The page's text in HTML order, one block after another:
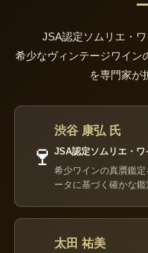
JSA認定ソムリエ・ワ
希少なヴィンテージワイン
を専門家が
🍷
渋谷 康弘 氏
JSA認定ソムリエ・ワ
希少ワインの真贋鑑
ータに基づく確かな鑑
太田 祐美